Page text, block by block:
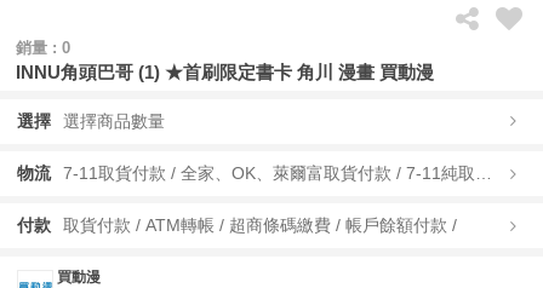
銷量 : 0
INNU角頭巴哥 (1) ★首刷限定書卡 角川 漫畫 買動漫
選擇 選擇商品數量
物流
付款 取貨付款 / ATM轉帳 / 超商條碼繳費 / 帳戶餘額付款 /
買動漫